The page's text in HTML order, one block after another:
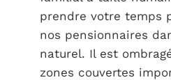
prendre votre temps
nos pensionnaires
naturel. Il est
zones couvertes